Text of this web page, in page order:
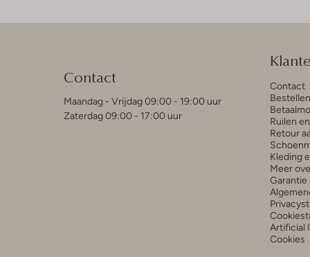
Contact
Maandag - Vrijdag 09:00 - 19:00 uur
Zaterdag 09:00 - 17:00 uur
Contact
Ruilen
Retour
Kleding
Meer
Garantie
Artificial
Cookies